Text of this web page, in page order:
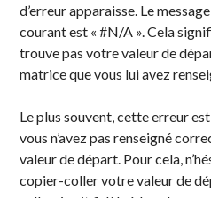
d’erreur apparaisse. Le
courant est « #N/A ». Cela
trouve pas votre valeur de
matrice que vous lui avez
Le plus souvent, cette erreur
vous n’avez pas renseigné
valeur de départ. Pour cela,
copier-coller votre valeur de